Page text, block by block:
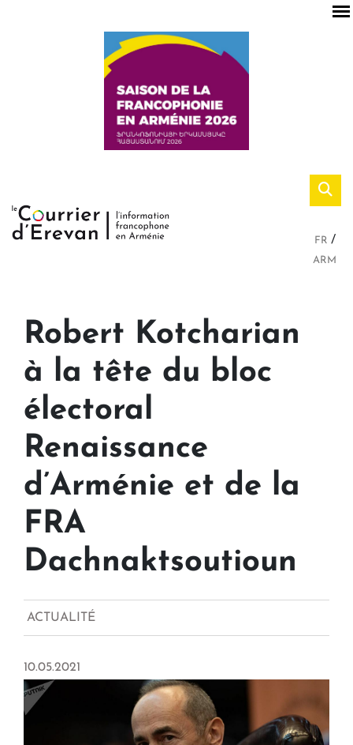
FR
ARM
Robert Kotcharian
à la tête du bloc
électoral
Renaissance
d’Arménie et de la
FRA
Dachnaktsoutioun
ACTUALITÉ
10.05.2021